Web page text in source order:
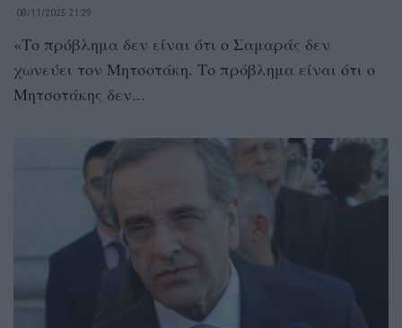
08/11/2025 21:29
«Το πρόβλημα δεν είναι ότι ο Σαμαράς δεν
χωνεύει τον Μητσοτάκη. Το πρόβλημα είναι ότι ο
Μητσοτάκης δεν...